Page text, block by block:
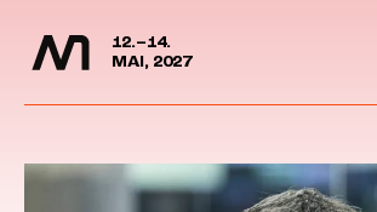
Hopp til hovedinnhold
12.–14.
MAI, 2027